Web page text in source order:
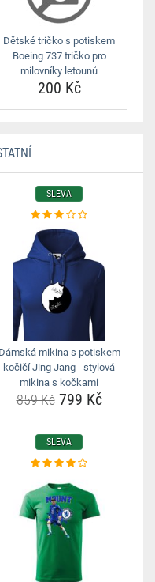
Dětské tričko s potiskem
Boeing 737 tričko pro
milovníky letounů
200 Kč
SLEVA
Dámská mikina s potiskem
kočičí Jing Jang - stylová
mikina s kočkami
859 Kč799 Kč
SLEVA